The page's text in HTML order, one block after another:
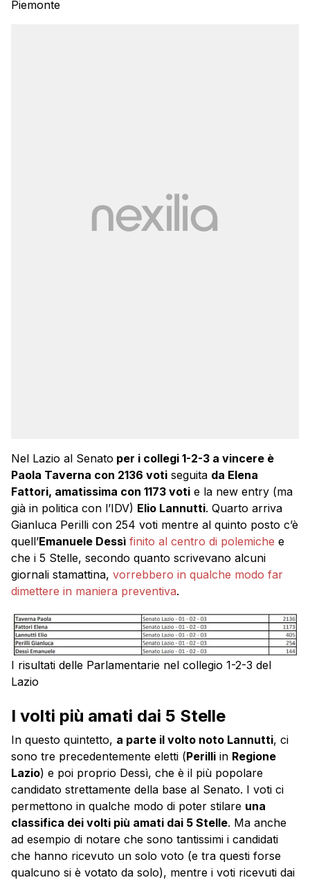
Piemonte
Nel Lazio al Senato per i collegi 1-2-3 a vincere è
Paola Taverna con 2136 voti seguita da Elena
Fattori, amatissima con 1173 voti e la new entry (ma
già in politica con l’IDV) Elio Lannutti. Quarto arriva
Gianluca Perilli con 254 voti mentre al quinto posto c’è
quell’Emanuele Dessì finito al centro di polemiche e
che i 5 Stelle, secondo quanto scrivevano alcuni
giornali stamattina, vorrebbero in qualche modo far
dimettere in maniera preventiva.
I risultati delle Parlamentarie nel collegio 1-2-3 del
Lazio
I volti più amati dai 5 Stelle
In questo quintetto, a parte il volto noto Lannutti, ci
sono tre precedentemente eletti (Perilli in Regione
Lazio) e poi proprio Dessì, che è il più popolare
candidato strettamente della base al Senato. I voti ci
permettono in qualche modo di poter stilare una
classifica dei volti più amati dai 5 Stelle. Ma anche
ad esempio di notare che sono tantissimi i candidati
che hanno ricevuto un solo voto (e tra questi forse
qualcuno si è votato da solo), mentre i voti ricevuti dai